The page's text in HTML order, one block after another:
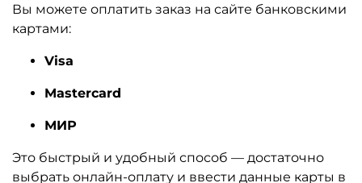
Вы можете оплатить заказ на сайте банковскими
картами:
Visa
Mastercard
МИР
Это быстрый и удобный способ — достаточно
выбрать онлайн-оплату и ввести данные карты в